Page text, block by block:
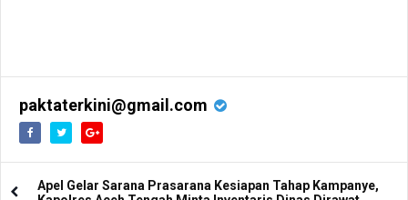
paktaterkini@gmail.com
Apel Gelar Sarana Prasarana Kesiapan Tahap Kampanye,